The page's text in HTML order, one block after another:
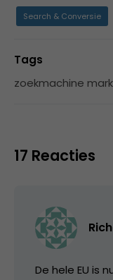
Search & Conversie
Tags
zoekmachine
17 Reacties
De hele EU is